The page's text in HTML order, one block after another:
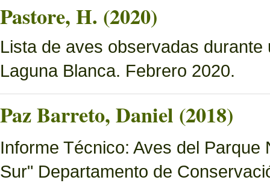
Pastore, H. (2020)
Lista de aves observadas
Laguna Blanca. Febrero 2020.
Paz Barreto, Daniel (2018)
Informe Técnico: Aves del
Sur" Departamento de